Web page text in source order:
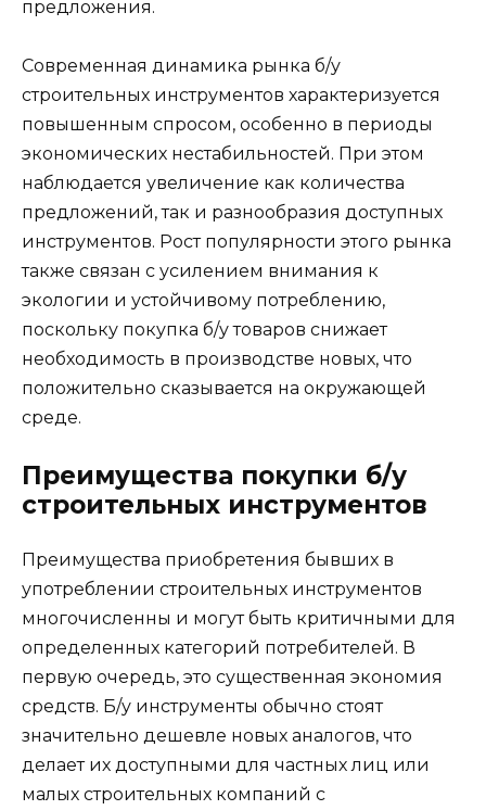
предложения.
Современная динамика рынка б/у
строительных инструментов характеризуется
повышенным спросом, особенно в периоды
экономических нестабильностей. При этом
наблюдается увеличение как количества
предложений, так и разнообразия доступных
инструментов. Рост популярности этого рынка
также связан с усилением внимания к
экологии и устойчивому потреблению,
поскольку покупка б/у товаров снижает
необходимость в производстве новых, что
положительно сказывается на окружающей
среде.
Преимущества покупки б/у
строительных инструментов
Преимущества приобретения бывших в
употреблении строительных инструментов
многочисленны и могут быть критичными для
определенных категорий потребителей. В
первую очередь, это существенная экономия
средств. Б/у инструменты обычно стоят
значительно дешевле новых аналогов, что
делает их доступными для частных лиц или
малых строительных компаний с